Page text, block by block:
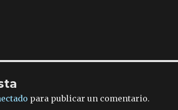
para publicar un comentario.